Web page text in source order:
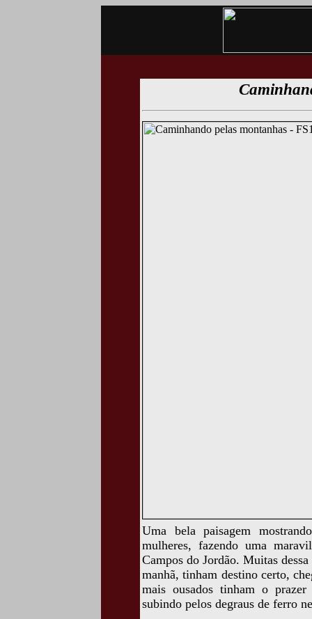
Uma bela paisagem
mulheres, fazendo uma
Campos do Jordão. Muitas
manhã, tinham destino certo,
mais ousados tinham o
subindo pelos degraus de ferro